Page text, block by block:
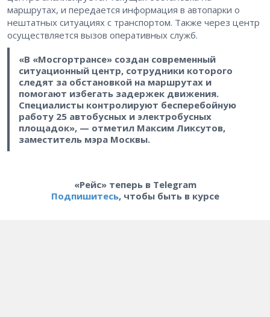
маршрутах, и передается информация в автопарки о
нештатных ситуациях с транспортом. Также через центр
осуществляется вызов оперативных служб.
«В «Мосгортрансе» создан современный
ситуационный центр, сотрудники которого
следят за обстановкой на маршрутах и
помогают избегать задержек движения.
Специалисты контролируют бесперебойную
работу 25 автобусных и электробусных
площадок», — отметил Максим Ликсутов,
заместитель мэра Москвы.
«Рейс» теперь в Telegram
Подпишитесь, чтобы быть в курсе